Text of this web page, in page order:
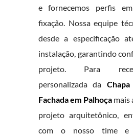
e fornecemos perfis
fixação. Nossa equipe
desde a especificação
instalação, garantindo
projeto. Para
personalizada da
Fachada em Palhoçamais
projeto arquitetônico,
com o nosso time